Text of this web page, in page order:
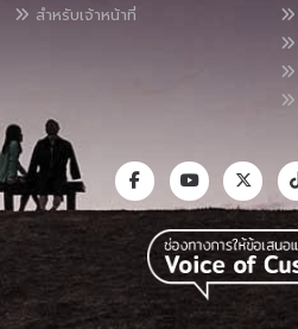
สำหรับเจ้าหน้าที่